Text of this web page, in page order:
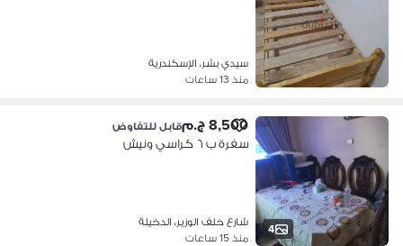
سيدي بشر، الإسكندرية
منذ 13 ساعات
4
8,500 ج.م قابل للتفاوض
سفرة ب ٦ كراسي ونيش
شارع خلف الوزير، الدخيلة
منذ 15 ساعات